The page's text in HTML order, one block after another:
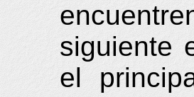
siguiente
el